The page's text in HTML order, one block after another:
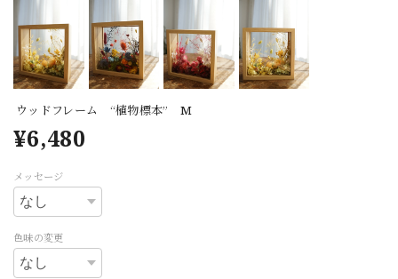
ウッドフレーム “植物標本” M
¥6,480
メッセージ
色味の変更